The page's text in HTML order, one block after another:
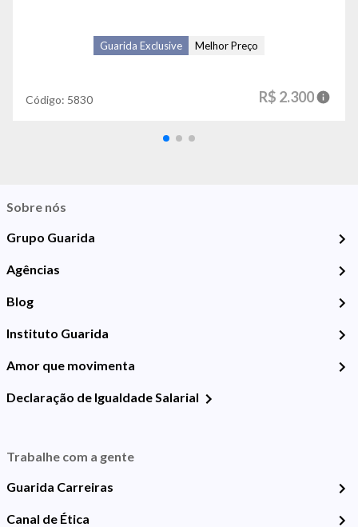
Guarida Exclusive Melhor Preço
Código: 5830 R$ 2.300
Sobre nós
Grupo Guarida
Agências
Blog
Instituto Guarida
Amor que movimenta
Declaração de Igualdade Salarial
Trabalhe com a gente
Guarida Carreiras
Canal de Ética